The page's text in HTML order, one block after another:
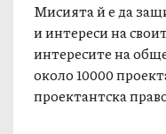
Мисията й е да
и интереси на
интересите на
около 10000
проектантска